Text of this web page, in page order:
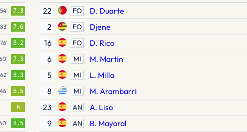
54′ 7.3
83′ 7.6
76′ 8.2
7.3
62′ 8.3
46′ 6.5
6
8.5
22 FO D. Duarte
2 FO Djene
16 FO D. Rico
6 MI M. Martin
5 MI L. Milla
8 MI M. Arambarri
23 AN A. Liso
9 AN B. Mayoral